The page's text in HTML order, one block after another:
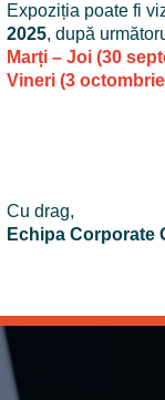
Expoziția poate fi
2025, după
Marți – Joi (30
Vineri (3
Cu drag,
Echipa Corporate